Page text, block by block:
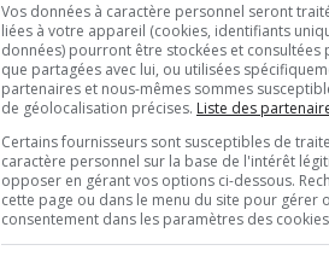
Vos données à caractère personnel seront
liées à votre appareil (cookies, identifiants
données) pourront être stockées et consultées
que partagées avec lui, ou utilisées
partenaires et nous-mêmes sommes
de géolocalisation précises. Liste des
Certains fournisseurs sont susceptibles de
caractère personnel sur la base de l'intérêt
opposer en gérant vos options ci-dessous.
cette page ou dans le menu du site pour gérer
consentement dans les paramètres des